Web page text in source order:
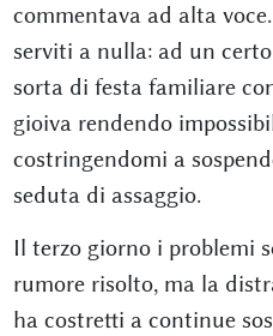
commentava ad alta
serviti a nulla: ad un
sorta di festa familiare
gioiva rendendo
costringendomi a
seduta di assaggio.
Il terzo giorno i problemi
rumore risolto, ma la
ha costretti a continue